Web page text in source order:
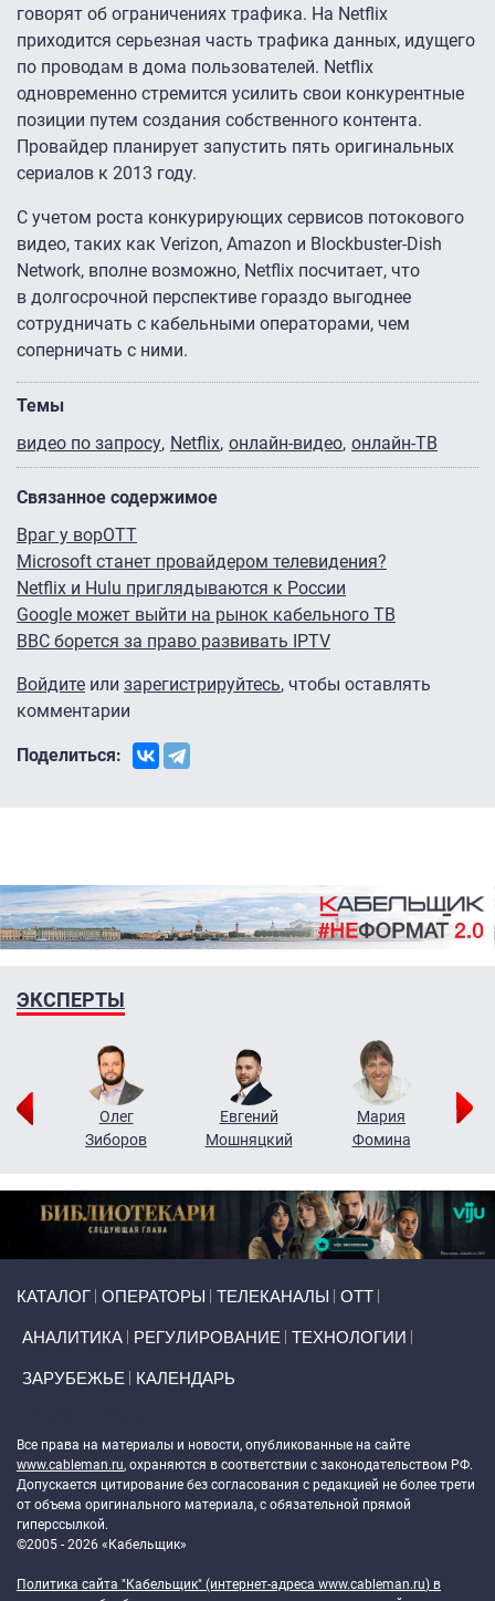
говорят об ограничениях трафика. На Netflix
приходится серьезная часть трафика данных, идущего
по проводам в дома пользователей. Netflix
одновременно стремится усилить свои конкурентные
позиции путем создания собственного контента.
Провайдер планирует запустить пять оригинальных
сериалов к 2013 году.
С учетом роста конкурирующих сервисов потокового
видео, таких как Verizon, Amazon и Blockbuster-Dish
Network, вполне возможно, Netflix посчитает, что
в долгосрочной перспективе гораздо выгоднее
сотрудничать с кабельными операторами, чем
соперничать с ними.
Темы
видео по запросу Netflix онлайн-видео онлайн-ТВ
Связанное содержимое
Враг у ворOTT
Microsoft станет провайдером телевидения?
Netflix и Hulu приглядываются к России
Google может выйти на рынок кабельного ТВ
BBC борется за право развивать IPTV
Войдите или зарегистрируйтесь, чтобы оставлять
комментарии
Поделиться:
ЭКСПЕРТЫ
Олег
Зиборов
Евгений
Мошняцкий
Мария
Фомина
КАТАЛОГ ОПЕРАТОРЫ ТЕЛЕКАНАЛЫ ОТТ
АНАЛИТИКА РЕГУЛИРОВАНИЕ ТЕХНОЛОГИИ
ЗАРУБЕЖЬЕ КАЛЕНДАРЬ
Все права на материалы и новости, опубликованные на сайте
www.cableman.ru, охраняются в соответствии с законодательством РФ.
Допускается цитирование без согласования с редакцией не более трети
от объема оригинального материала, с обязательной прямой
гиперссылкой.
©2005 - 2026 «Кабельщик»
Политика сайта "Кабельщик" (интернет-адреса www.cableman.ru) в